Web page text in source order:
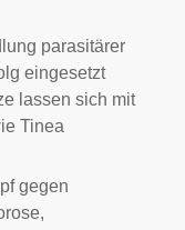
parasitärer
eingesetzt
lassen sich mit
Tinea
gegen